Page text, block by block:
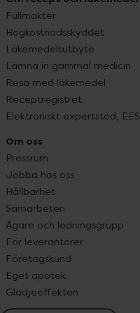
Fullmakter
Högkostnadsskyddet
Läkemedelsutbyte
Lämna in gammal medicin
Resa med läkemedel
Receptregistret
Elektroniskt expertstöd, EES
Om oss
Pressrum
Jobba hos oss
Hållbarhet
Samarbeten
Ägare och ledningsgrupp
För leverantörer
Företagskund
Eget apotek
Glädjeeffekten